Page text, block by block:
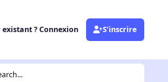
? Connexion S’inscrire